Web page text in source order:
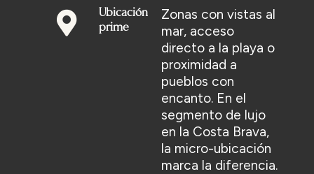
Ubicación
prime
Zonas con vistas al
mar, acceso
directo a la playa o
proximidad a
pueblos con
encanto. En el
segmento de lujo
en la Costa Brava,
la micro-ubicación
marca la diferencia.